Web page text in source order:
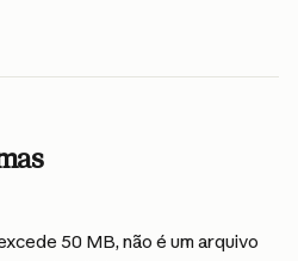
50 MB, não é um arquivo